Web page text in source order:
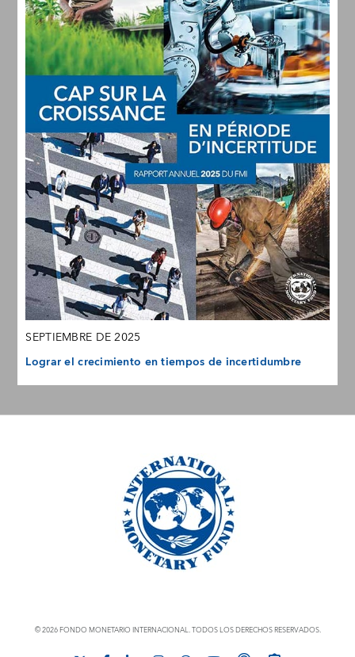
SEPTIEMBRE DE 2025
Lograr el crecimiento en tiempos de incertidumbre
© 2026 FONDO MONETARIO INTERNACIONAL. TODOS LOS DERECHOS RESERVADOS.